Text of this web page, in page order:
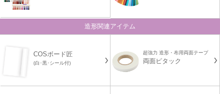
造形関連アイテム
COSボード匠
(白･黒･シール付)
超強力 造形・布用両面テープ
両面ピタック